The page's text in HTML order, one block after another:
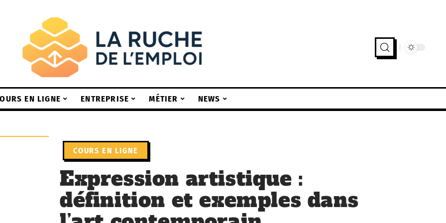
EN LIGNE ENTREPRISE MÉTIER NEWS
COURS EN LIGNE
Expression artistique :
définition et exemples dans